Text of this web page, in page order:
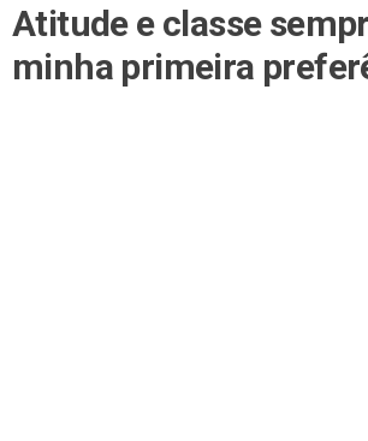
Atitude e classe
minha primeira